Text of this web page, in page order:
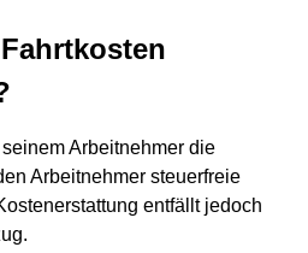
Arbeitnehmer die
Arbeitnehmer steuerfreie
entfällt jedoch